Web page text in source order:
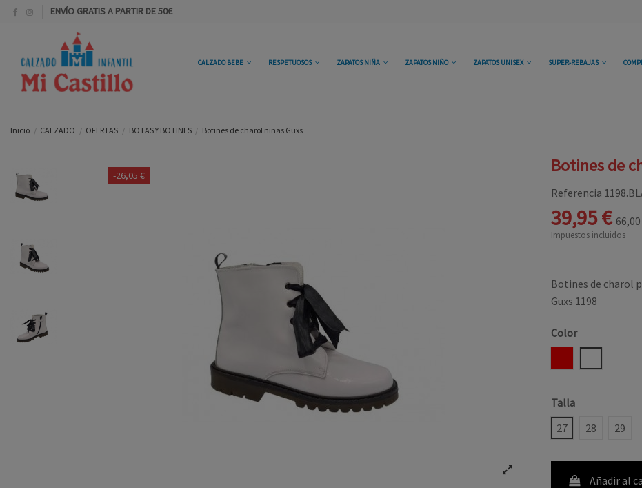
ENVÍO GRATIS A PARTIR DE 50€
CALZADO BEBE RESPETUOSOS ZAPATOS NIÑA ZAPATOS NIÑO ZAPATOS UNISEX SUPER-REBAJAS
Inicio CALZADO OFERTAS BOTAS Y BOTINES Botines de charol niñas Guxs
-26,05 € Botines de
Referencia
39,95 €
Impuestos incluidos
Botines de charol
Guxs 1198
Color
Talla
27
28 29
Añadir al